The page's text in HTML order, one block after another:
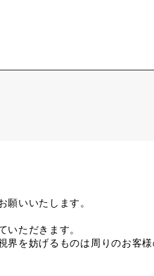
いいたします。
ただきます。
を妨げるものは周りのお客様